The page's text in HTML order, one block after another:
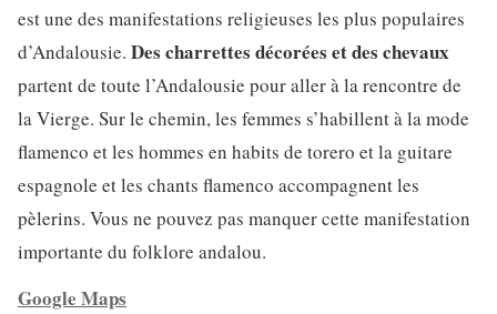
est une des manifestations religieuses les plus populaires
d’Andalousie. Des charrettes décorées et des chevaux
partent de toute l’Andalousie pour aller à la rencontre de
la Vierge. Sur le chemin, les femmes s’habillent à la mode
flamenco et les hommes en habits de torero et la guitare
espagnole et les chants flamenco accompagnent les
pèlerins. Vous ne pouvez pas manquer cette manifestation
importante du folklore andalou.
Google Maps